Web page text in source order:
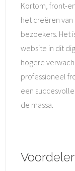
Kortom, front-
het creëren
bezoekers. Het
website in dit
hogere
professioneel
een
de massa.